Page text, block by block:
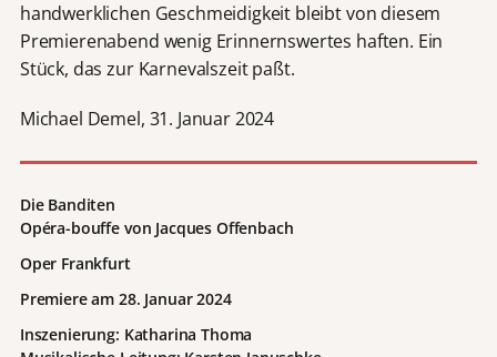
handwerklichen Geschmeidigkeit bleibt von diesem
Premierenabend wenig Erinnernswertes haften. Ein
Stück, das zur Karnevalszeit paßt.
Michael Demel, 31. Januar 2024
Die Banditen
Opéra-bouffe von Jacques Offenbach
Oper Frankfurt
Premiere am 28. Januar 2024
Inszenierung: Katharina Thoma